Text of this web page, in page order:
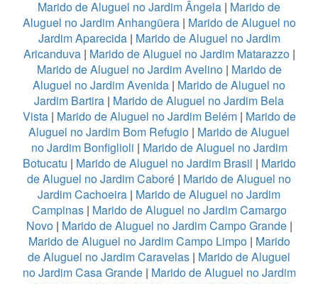
Marido de Aluguel no Jardim Ângela | Marido de
Aluguel no Jardim Anhangüera| Marido de Aluguel no
Jardim Aparecida| Marido de Aluguel no Jardim
Aricanduva| Marido de Aluguel no Jardim Matarazzo|
Marido de Aluguel no Jardim Avelino| Marido de
Aluguel no Jardim Avenida | Marido de Aluguel no
Jardim Bartira | Marido de Aluguel no Jardim Bela
Vista| Marido de Aluguel no Jardim Belém| Marido de
Aluguel no Jardim Bom Refugio | Marido de Aluguel
no Jardim Bonfiglioli | Marido de Aluguel no Jardim
Botucatu | Marido de Aluguel no Jardim Brasil | Marido
de Aluguel no Jardim Caboré | Marido de Aluguel no
Jardim Cachoeira | Marido de Aluguel no Jardim
Campinas| Marido de Aluguel no Jardim Camargo
Novo| Marido de Aluguel no Jardim Campo Grande|
Marido de Aluguel no Jardim Campo Limpo| Marido
de Aluguel no Jardim Caravelas | Marido de Aluguel
no Jardim Casa Grande| Marido de Aluguel no Jardim